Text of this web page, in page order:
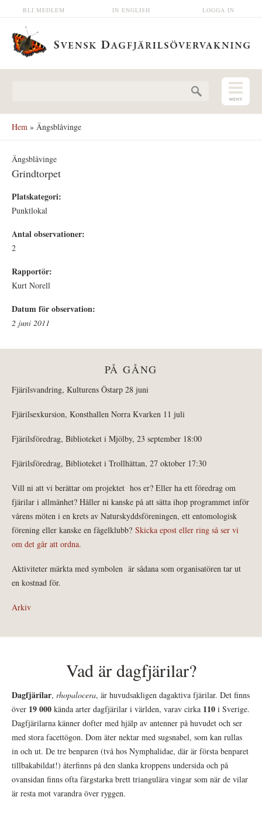
Hoppa till huvudinnehåll LOGGA IN
IN ENGLISH
BLI MEDLEM
Hem » Ängsblåvinge
Ängsblåvinge
Grindtorpet
Platskategori:
Punktlokal
Antal observationer:
2
Rapportör:
Kurt Norell
Datum för observation:
2 juni 2011
PÅ GÅNG
Fjärilsvandring, Kulturens Östarp 28 juni
Fjärilsexkursion, Konsthallen Norra Kvarken 11 juli
Fjärilsföredrag, Biblioteket i Mjölby, 23 september 18:00
Fjärilsföredrag, Biblioteket i Trollhättan, 27 oktober 17:30
Vill ni att vi berättar om projektet hos er? Eller ha ett föredrag om
fjärilar i allmänhet? Håller ni kanske på att sätta ihop programmet inför
vårens möten i en krets av Naturskyddsföreningen, ett entomologisk
förening eller kanske en fågelklubb? Skicka epost eller ring så ser vi
om det går att ordna.
Aktiviteter märkta med symbolen är sådana som organisatören tar ut
en kostnad för.
Arkiv
Vad är dagfjärilar?
Dagfjärilar, rhopalocera, är huvudsakligen dagaktiva fjärilar. Det finns
över 19 000 kända arter dagfjärilar i världen, varav cirka 110 i Sverige.
Dagfjärilarna känner dofter med hjälp av antenner på huvudet och ser
med stora facettögon. Dom äter nektar med sugsnabel, som kan rullas
in och ut. De tre benparen (två hos Nymphalidae, där är första benparet
tillbakabildat!) återfinns på den slanka kroppens undersida och på
ovansidan finns ofta färgstarka brett triangulära vingar som när de vilar
är resta mot varandra över ryggen.